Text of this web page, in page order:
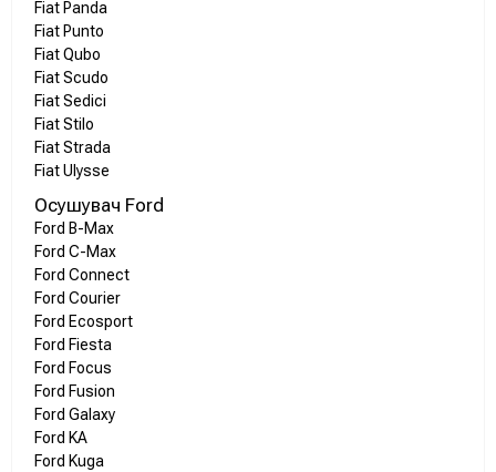
Fiat Panda
Fiat Punto
Fiat Qubo
Fiat Scudo
Fiat Sedici
Fiat Stilo
Fiat Strada
Fiat Ulysse
Осушувач Ford
Ford B-Max
Ford C-Max
Ford Connect
Ford Courier
Ford Ecosport
Ford Fiesta
Ford Focus
Ford Fusion
Ford Galaxy
Ford KA
Ford Kuga